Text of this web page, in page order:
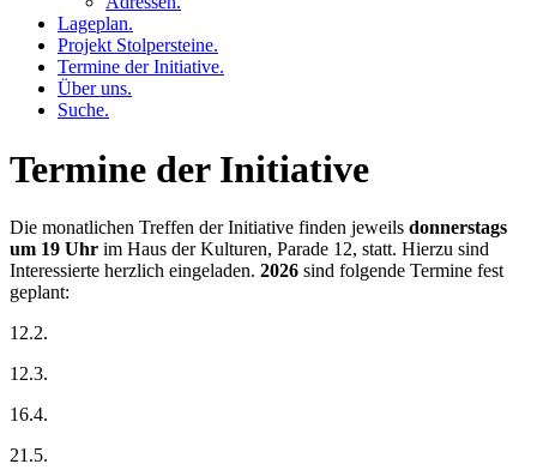
Lageplan.
Projekt Stolpersteine.
Termine der Initiative.
Über uns.
Suche.
Termine der Initiative
Die monatlichen Treffen der Initiative finden jeweils donnerstags
um 19 Uhr im Haus der Kulturen, Parade 12, statt. Hierzu sind
Interessierte herzlich eingeladen. 2026 sind folgende Termine fest
geplant:
12.2.
12.3.
16.4.
21.5.